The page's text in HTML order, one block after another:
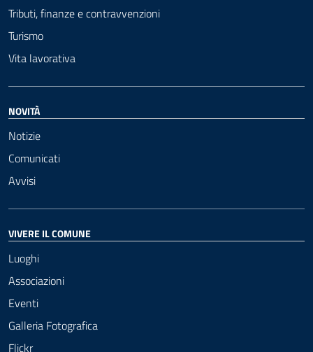
Tributi, finanze e contravvenzioni
Turismo
Vita lavorativa
NOVITÀ
Notizie
Comunicati
Avvisi
VIVERE IL COMUNE
Luoghi
Associazioni
Eventi
Galleria Fotografica
Flickr